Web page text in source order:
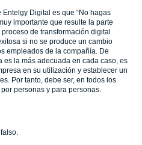
Digital es que “No hagas
importante que resulte la parte
de transformación digital
si no se produce un cambio
empleados de la compañía. De
la más adecuada en cada caso, es
en su utilización y establecer un
Por tanto, debe ser, en todos los
personas y para personas.